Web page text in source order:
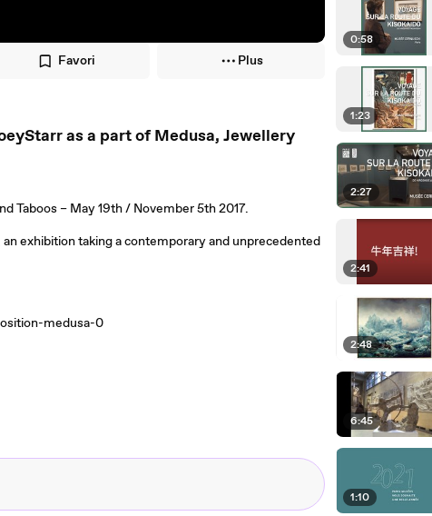
Favori Plus
as a part of Medusa, Jewellery
Taboos – May 19th / November 5th 2017.
exhibition taking a contemporary and unprecedented
medusa-0
0:58
1:23
2:27
2:41
2:48
6:45
1:10